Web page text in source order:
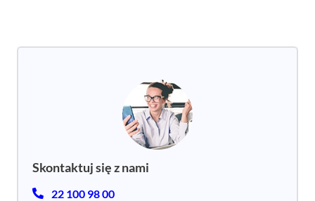
Skontaktuj się z nami
22 100 98 00